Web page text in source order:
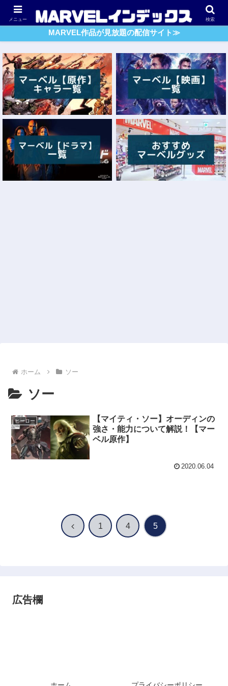
アベンジャーズ スパイダーマン ガーディアンズ・O・G
MARVEL作品が見放題の配信サイト≫
ホーム ソー
ソー
ヒーロー
【マイティ・ソー】オーディンの
強さ・能力について解説！【マー
ベル原作】
2020.06.04
前 1 4 5
広告欄
メニュー 検索